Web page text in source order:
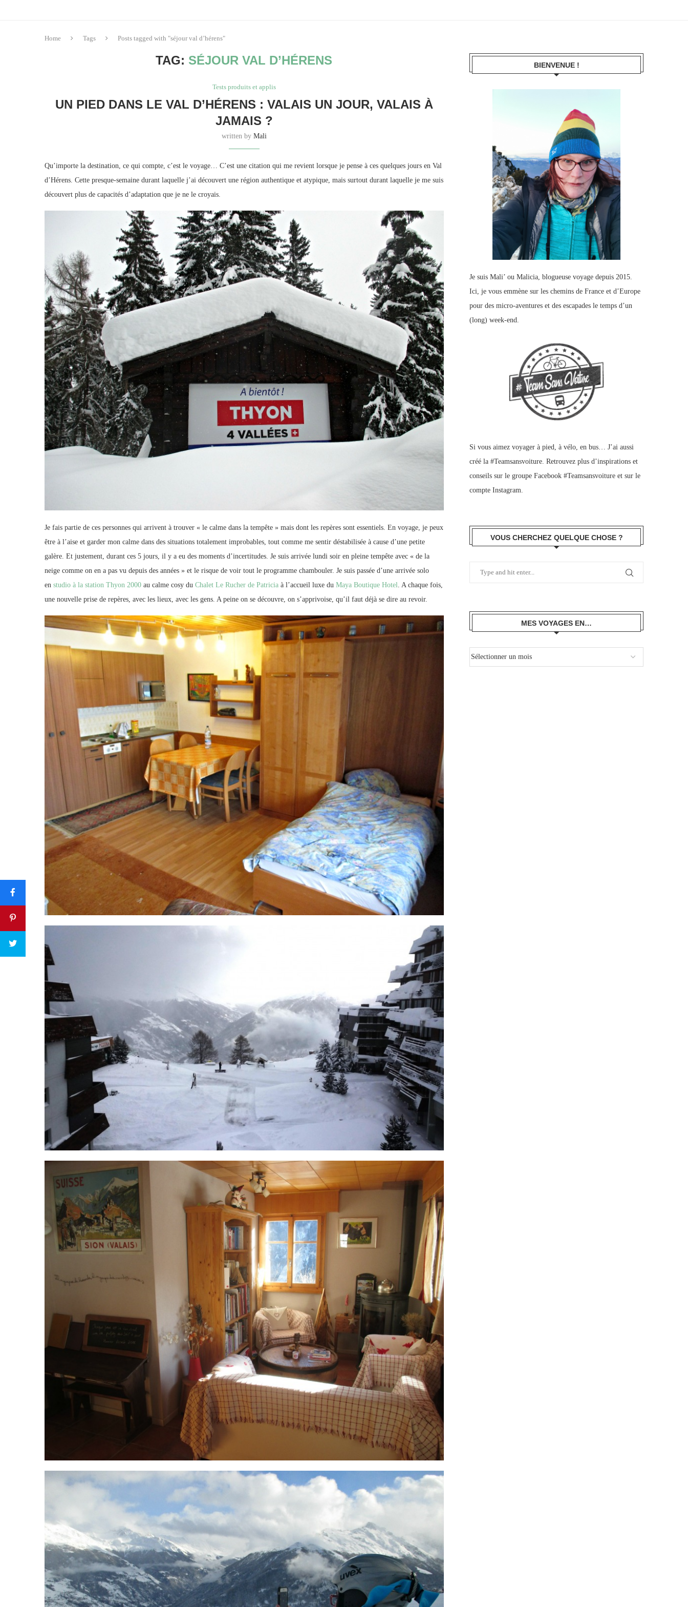
Home Tags Posts tagged with "séjour val d’hérens"
TAG: SÉJOUR VAL D’HÉRENS
Tests produits et applis
UN PIED DANS LE VAL D’HÉRENS : VALAIS UN JOUR, VALAIS À
JAMAIS ?
written by Mali
Qu’importe la destination, ce qui compte, c’est le voyage… C’est une citation qui me revient lorsque je pense à ces quelques jours en Val
d’Hérens. Cette presque-semaine durant laquelle j’ai découvert une région authentique et atypique, mais surtout durant laquelle je me suis
découvert plus de capacités d’adaptation que je ne le croyais.
Je fais partie de ces personnes qui arrivent à trouver « le calme dans la tempête » mais dont les repères sont essentiels. En voyage, je peux
être à l’aise et garder mon calme dans des situations totalement improbables, tout comme me sentir déstabilisée à cause d’une petite
galère. Et justement, durant ces 5 jours, il y a eu des moments d’incertitudes. Je suis arrivée lundi soir en pleine tempête avec « de la
neige comme on en a pas vu depuis des années » et le risque de voir tout le programme chambouler. Je suis passée d’une arrivée solo
en studio à la station Thyon 2000 au calme cosy du Chalet Le Rucher de Patricia à l’accueil luxe du Maya Boutique Hotel
. A chaque fois,
une nouvelle prise de repères, avec les lieux, avec les gens. A peine on se découvre, on s’apprivoise, qu’il faut déjà se dire au revoir.
BIENVENUE !
Je suis Mali’ ou Malicia, blogueuse voyage depuis 2015.
Ici, je vous emmène sur les chemins de France et d’Europe
pour des micro-aventures et des escapades le temps d’un
(long) week-end.
Si vous aimez voyager à pied, à vélo, en bus… J’ai aussi
créé la #Teamsansvoiture. Retrouvez plus d’inspirations et
conseils sur le groupe Facebook #Teamsansvoiture et sur le
compte Instagram.
VOUS CHERCHEZ QUELQUE CHOSE ?
MES VOYAGES EN…